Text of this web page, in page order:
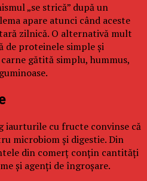
„se strică” după un
apare atunci când aceste
zilnică. O alternativă mult
de proteinele simple și
gătită simplu, hummus,
iaurturile cu fructe convinse că
microbiom și digestie. Din
din comerț conțin cantități
și agenți de îngroșare.